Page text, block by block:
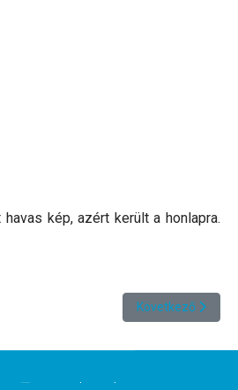
kép, azért került a honlapra.
Következő cikk:
Következő
agnes@thasos.hu